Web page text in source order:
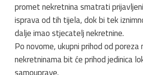
promet nekretnina smatrati
isprava od tih tijela, dok bi tek
dalje imao stjecatelj nekretnine.
Po novome, ukupni prihod od poreza
nekretninama bit će prihod jedinica
samouprave.